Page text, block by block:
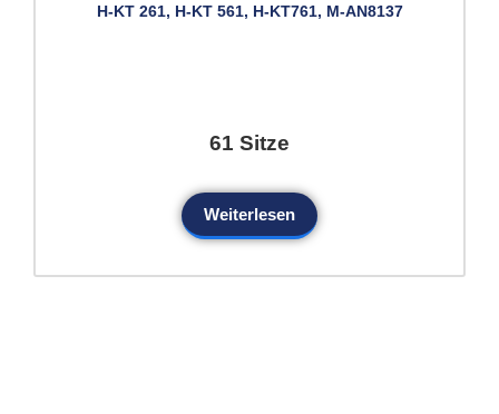
H-KT 261, H-KT 561, H-KT761, M-AN8137
61 Sitze
Weiterlesen